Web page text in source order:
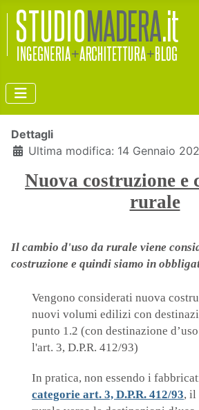
Dettagli
Ultima modifica: 14 Gennaio
Nuova costruzione e
rurale
Il cambio d'uso da rurale viene
costruzione e quindi siamo in
Vengono considerati nuova
nuovi volumi edilizi con
punto 1.2 (con destinazione
l'art. 3, D.P.R. 412/93)
In pratica, non essendo i
categorie art. 3, D.P.R. 412/93, il